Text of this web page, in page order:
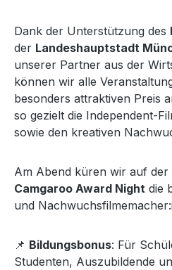
Dank der Unterstützung des
der Landeshauptstadt
unserer Partner aus der
können wir alle
besonders attraktiven Preis
so gezielt die Independent-
sowie den kreativen
Am Abend küren wir auf der
Camgaroo Award Night die
und
📌 Bildungsbonus: Für
Studenten, Auszubildende